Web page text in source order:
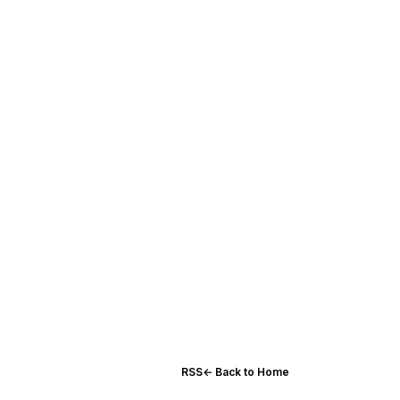
RSS← Back to Home